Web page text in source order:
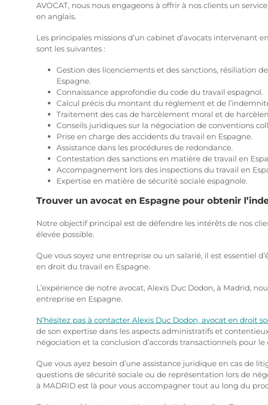
AVOCAT, nous nous engageons à offrir à nos clients un
en anglais.
Les principales missions d’un cabinet d’avocats intervenant
sont les suivantes :
Gestion des licenciements et des sanctions, résiliation
Espagne.
Connaissance approfondie du code du travail espagnol.
Calcul précis du montant du règlement et de
Traitement des cas de harcèlement moral et de
Conseils juridiques sur la négociation de conventions
Prise en charge des accidents du travail en Espagne.
Assistance dans les procédures de redondance.
Contestation des sanctions en matière de travail en
Accompagnement lors des inspections du travail en
Expertise en matière de sécurité sociale espagnole.
Trouver un avocat en Espagne pour obtenir
Notre objectif principal est de défendre les intérêts de nos
élevée possible.
Que vous soyez une entreprise ou un salarié, il est essentiel
en droit du travail en Espagne.
L’expérience de notre avocat, Alexis Duc Dodon, à Madrid,
entreprise en Espagne.
N’hésitez pas à contacter Alexis Duc Dodon, avocat en droit
de son expertise dans les aspects administratifs et
négociation et la conclusion d’accords transactionnels pour
Que vous ayez besoin d’une assistance juridique en cas de
questions de sécurité sociale ou de représentation lors de
à MADRID est là pour vous accompagner tout au long du